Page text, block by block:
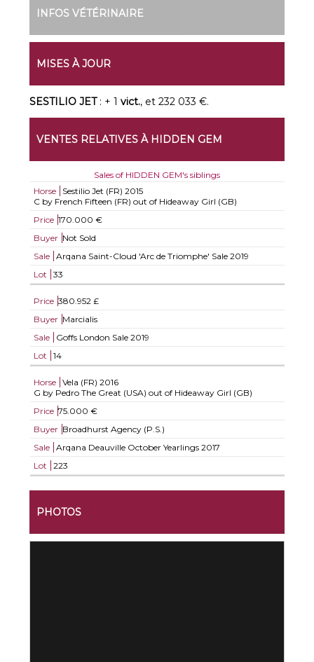
INFOS VÉTÉRINAIRE
MISES À JOUR
SESTILIO JET : + 1vict., et 232 033 €.
VENTES RELATIVES À HIDDEN GEM
Sales of HIDDEN GEM's siblings
Horse
Sestilio Jet (FR) 2015
C by French Fifteen (FR) out of Hideaway Girl (GB)
Price 170.000 €
Buyer Not Sold
Sale
Arqana Saint-Cloud 'Arc de Triomphe' Sale 2019
Lot
33
Price 380.952 £
Buyer Marcialis
Sale
Goffs London Sale 2019
Lot
14
Horse Vela (FR) 2016
G by Pedro The Great (USA) out of Hideaway Girl (GB)
Price 75.000 €
Buyer Broadhurst Agency (P.S.)
Sale
Arqana Deauville October Yearlings 2017
Lot
223
PHOTOS